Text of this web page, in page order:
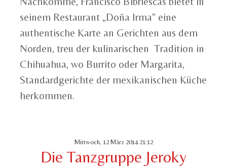
seinem Restaurant „Doña Irma” eine
authentische Karte an Gerichten aus dem
Norden, treu der kulinarischen Tradition in
Chihuahua, wo Burrito oder Margarita,
Standardgerichte der mexikanischen Küche
herkommen.
Mittwoch, 12 März 2014 21:12
Die Tanzgruppe Jeroky